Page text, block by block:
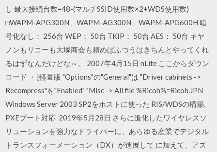
し 最大接続台数=48-(マルチSSID使用数×2+WDS使用数)
□WAPM-APG300N、WAPM-AG300N、WAPM-APG600H 暗
号化なし： 256台 WEP： 50台 TKIP： 50台 AES： 50台 キヤ
ノンもリコーも大塚商会も頼めばふつうはきちんとやってくれ
るはずなんだけどな～。 2007年4月15日 nLite ここからダウン
ロード ・ [軽量版 "Options"の"General"は "Driver cabinets ->
Recompress"を"Enabled" "Misc -> All file %Ricoh%=Ricoh.JPN
Windows Server 2003 SP2をホストに使った RIS/WDSの構築.
PXEブート対応 2019年5月28日 さらに進化したワイヤレスソ
リューションを強力なドライバーに、あらゆる産業でデジタル
トランスフォーメーション（DX）が進展して に加えて、アズ